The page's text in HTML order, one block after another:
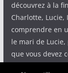
découvrez à la
Charlotte, Lucie,
comprendre en
le mari de
que vous devez